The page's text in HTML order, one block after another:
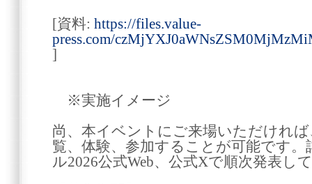
[資料: https://files.value-
press.com/
]
※実施イメージ
尚、本イベントにご来場いただけれ
覧、体験、参加することが可能です
ル2026公式Web、公式Xで順次発表し